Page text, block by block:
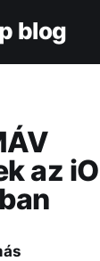
blog
az